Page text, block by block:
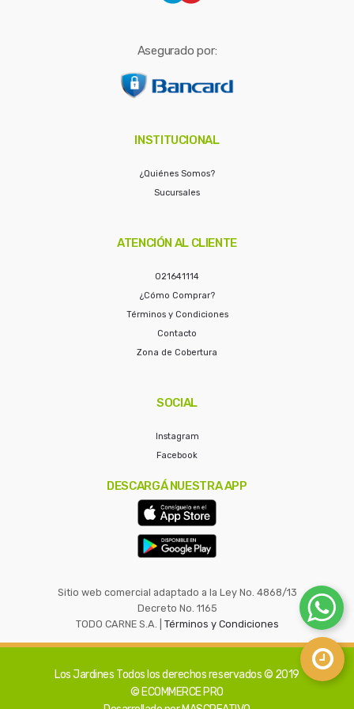
Asegurado por:
INSTITUCIONAL
¿Quiénes Somos?
Sucursales
ATENCIÓN AL CLIENTE
021641114
¿Cómo Comprar?
Términos y Condiciones
Contacto
Zona de Cobertura
SOCIAL
Instagram
Facebook
DESCARGÁ NUESTRA APP
Sitio web comercial adaptado a la Ley No. 4868/13
Decreto No. 1165
TODO CARNE S.A. | Términos y Condiciones
Los Jardines Todos los derechos reservados © 2019
© ECOMMERCE PRO